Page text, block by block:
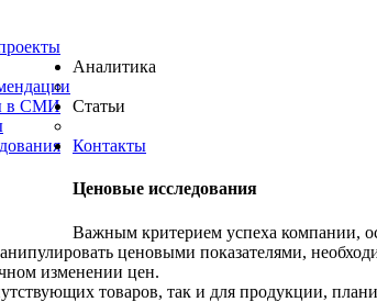
в СМИ
Аналитика
Статьи
Контакты
Ценовые исследования
Важным критерием успеха компании,
ценовыми показателями,
изменении цен.
товаров, так и для продукции,